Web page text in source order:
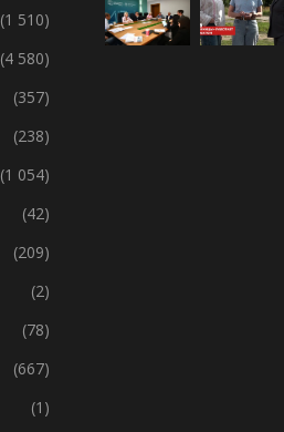
(1 510)
(4 580)
(357)
(238)
(1 054)
(42)
(209)
(2)
(78)
(667)
(1)